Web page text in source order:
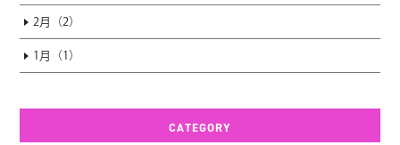
2月（2）
1月（1）
CATEGORY